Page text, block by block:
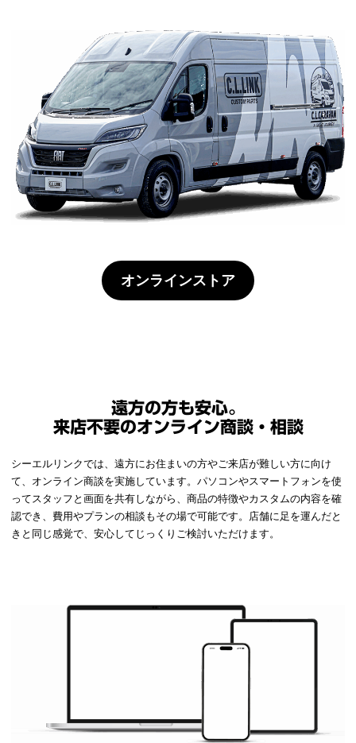
オンラインストア
遠方の方も安心。
来店不要のオンライン商談・相談
シーエルリンクでは、遠方にお住まいの方やご来店が難しい方に向け
て、オンライン商談を実施しています。パソコンやスマートフォンを使
ってスタッフと画面を共有しながら、商品の特徴やカスタムの内容を確
認でき、費用やプランの相談もその場で可能です。店舗に足を運んだと
きと同じ感覚で、安心してじっくりご検討いただけます。